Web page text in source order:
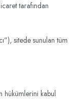
tarafından
sitede sunulan tüm
hükümlerini kabul